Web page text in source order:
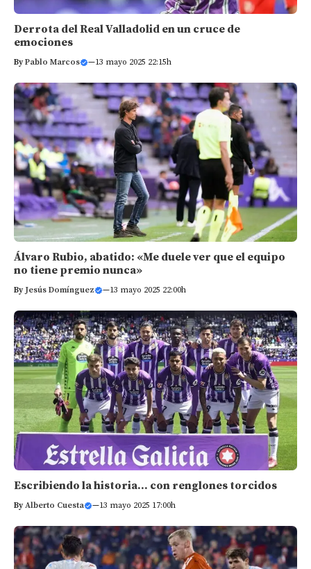
Derrota del Real Valladolid en un cruce de
emociones
ByPablo Marcos —13 mayo 2025 22:15h
Álvaro Rubio, abatido: «Me duele ver que el equipo
no tiene premio nunca»
By Jesús Domínguez —13 mayo 2025 22:00h
Escribiendo la historia… con renglones torcidos
ByAlberto Cuesta —13 mayo 2025 17:00h